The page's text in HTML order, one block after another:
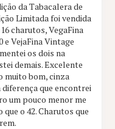
da Tabacalera de
Limitada foi vendida
charutos, VegaFina
e VejaFina Vintage
os dois na
demais. Excelente
muito bom, cinza
que encontrei
um pouco menor me
o 42. Charutos que